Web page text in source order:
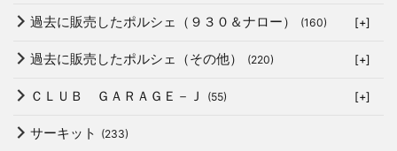
過去に販売したポルシェ（９３０＆ナロー） (160) [+]
過去に販売したポルシェ（その他） (220) [+]
ＣＬＵＢ ＧＡＲＡＧＥ－Ｊ (55) [+]
サーキット (233)